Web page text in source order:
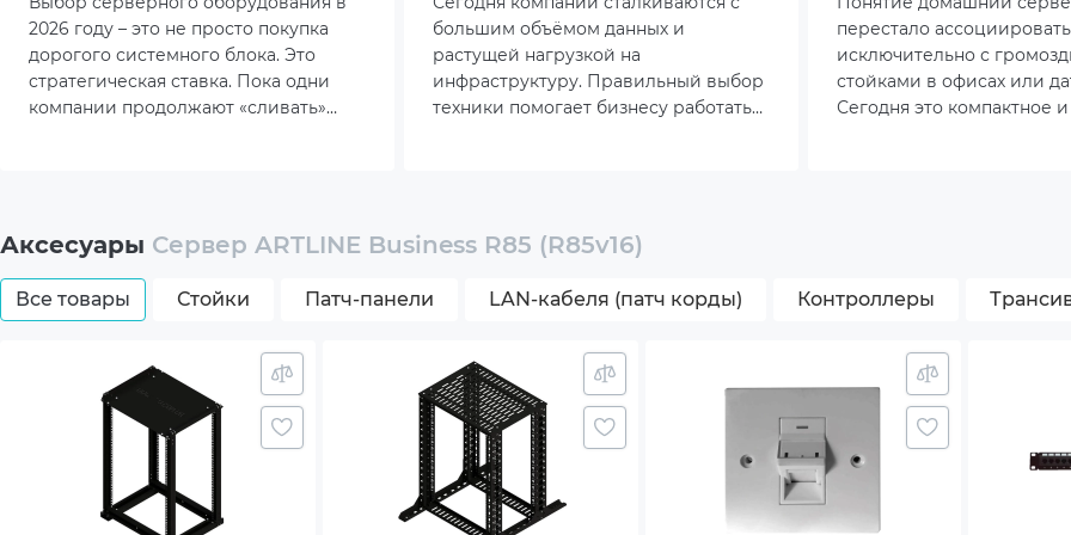
Задние порты ввода/вывода
(Материнская плата)
1 x D-Sub 1 x RJ-45 Mgmt LAN port 2 x USB 3.2 Gen1 ports 1 x
OCP3.0 port
Up to 9 x Expansion slots 2 x PCIe Gen4 x8 or 1 x PCIe Gen4
FHFL (CPU1 x1) 1 x PCIe Gen4 x8, FHFL (CPU1 x1) 1 x PCIe Gen4
Сетевая карта
Операционная система Без ОС
Дополнительный опционал/
возможности
Горячая замена накопителей (Hot Swap)
Горячая замена БП (Hot Plug)
2026 году – это не просто покупка
дорогого системного блока. Это
стратегическая ставка. Пока одни
компании продолжают «сливать»
правильно выбрать и купить сервер.
большим объёмом данных и
растущей нагрузкой на
инфраструктуру. Правильный выбор
техники помогает бизнесу работать
перестало
исключительно с
стойками в офисах или
Сегодня это компактное и
Его актуальность в
Аксесуары Сервер ARTLINE Business R85 (R85v16)
Все товары Стойки Патч-панели LAN-кабеля (патч корды) Контроллеры